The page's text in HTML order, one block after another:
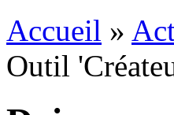
Accueil »
Outil